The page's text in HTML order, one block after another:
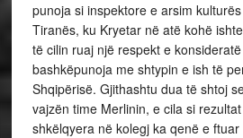
punoja si inspektore e arsim
Tiranës, ku Kryetar në atë kohë
të cilin ruaj një respekt e
bashkëpunoja me shtypin e ish të
Shqipërisë. Gjithashtu dua të shtoj
vajzën time Merlinin, e cila si
shkëlqyera në kolegj ka qenë e